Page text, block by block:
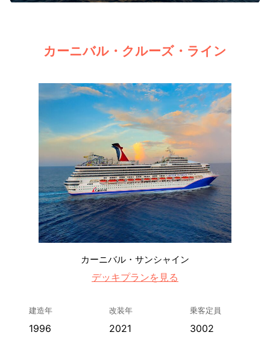
カーニバル・クルーズ・ライン
カーニバル・サンシャイン
デッキプランを見る
建造年
1996
改装年
2021
乗客定員
3002